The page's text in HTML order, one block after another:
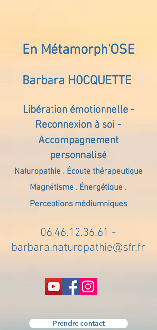
En Métamorph'OSE
Barbara HOCQUETTE
Libération émotionnelle -
Reconnexion à soi -
Accompagnement
personnalisé
Naturopathie . Écoute thérapeutique
Magnétisme . Énergétique .
Perceptions médiumniques
06.46.12.36.61 -
barbara.naturopathie@sfr.fr
Prendre contact